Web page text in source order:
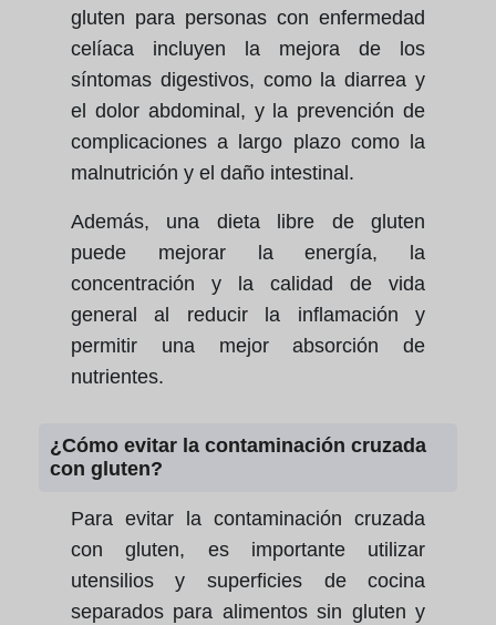
gluten para personas con enfermedad
celíaca incluyen la mejora de los
síntomas digestivos, como la diarrea y
el dolor abdominal, y la prevención de
complicaciones a largo plazo como la
malnutrición y el daño intestinal.
Además, una dieta libre de gluten
puede mejorar la energía, la
concentración y la calidad de vida
general al reducir la inflamación y
permitir una mejor absorción de
nutrientes.
¿Cómo evitar la contaminación cruzada
con gluten?
Para evitar la contaminación cruzada
con gluten, es importante utilizar
utensilios y superficies de cocina
separados para alimentos sin gluten y